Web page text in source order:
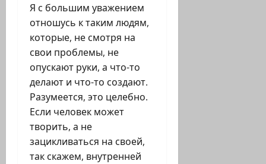
Я с большим уважением
отношусь к таким людям,
которые, не смотря на
свои проблемы, не
опускают руки, а что-то
делают и что-то создают.
Разумеется, это целебно.
Если человек может
творить, а не
зацикливаться на своей,
так скажем, внутренней